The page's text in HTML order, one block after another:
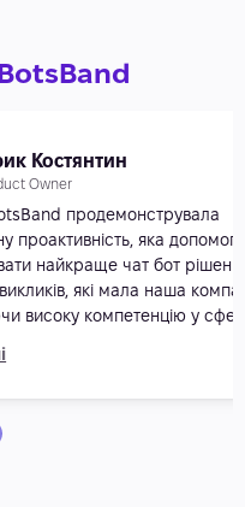
допомогла їй
бот рішення для
наша компанія.
у сфері
рішення Webapp в